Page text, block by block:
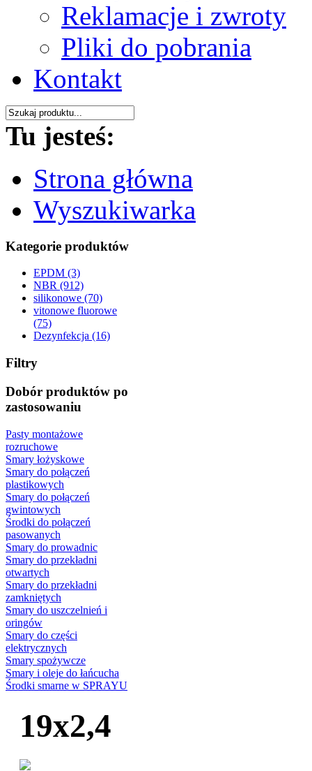
Reklamacje i zwroty
Pliki do pobrania
Kontakt
Tu jesteś:
Strona główna
Wyszukiwarka
Kategorie produktów
EPDM (3)
NBR (912)
silikonowe (70)
vitonowe fluorowe
(75)
Dezynfekcja (16)
Filtry
Dobór produktów po
zastosowaniu
Pasty montażowe
rozruchowe
Smary łożyskowe
Smary do połączeń
plastikowych
Smary do połączeń
gwintowych
Środki do połączeń
pasowanych
Smary do prowadnic
Smary do przekładni
otwartych
Smary do przekładni
zamkniętych
Smary do uszczelnień i
oringów
Smary do części
elektrycznych
Smary spożywcze
Smary i oleje do łańcucha
Środki smarne w SPRAYU
19x2,4